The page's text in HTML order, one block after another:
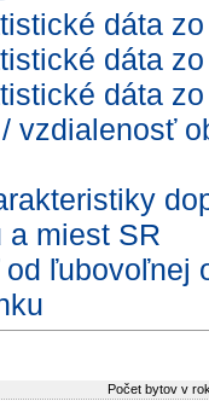
dáta
dáta
dáta
vzdialenosť
a miest SR
ľubovoľnej
Počet bytov v